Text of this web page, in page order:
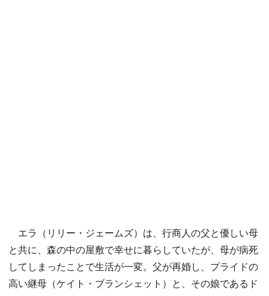
エラ（リリー・ジェームズ）は、行商人の父と優しい母
と共に、森の中の屋敷で幸せに暮らしていたが、母が病死
してしまったことで生活が一変。父が再婚し、プライドの
高い継母（ケイト・ブランシェット）と、その娘であるド